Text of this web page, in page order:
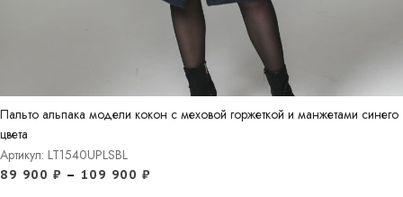
Пальто альпака модели кокон с меховой горжеткой и манжетами синего
цвета
Артикул: LT1540UPLSBL
89 900 ₽ – 109 900 ₽